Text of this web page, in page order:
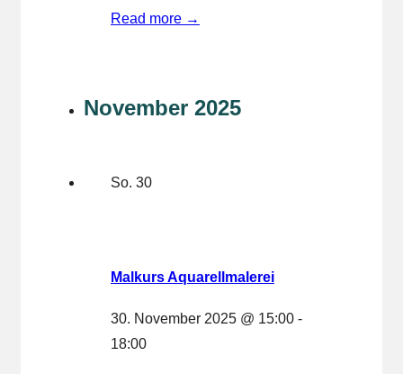
Malkurs
Read more →
November 2025
So. 30
Malkurs Aquarellmalerei
30. November 2025 @ 15:00 -
18:00